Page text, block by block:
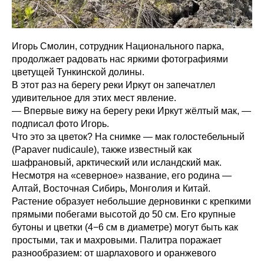
Игорь Смолин, сотрудник Национального парка,
продолжает радовать нас яркими фотографиями
цветущей Тункинской долины.
В этот раз на берегу реки Иркут он запечатлел
удивительное для этих мест явление.
— Впервые вижу на берегу реки Иркут жёлтый мак, —
подписал фото Игорь.
Что это за цветок? На снимке — мак голостебельный
(Papaver nudicaule), также известный как
шафрановый, арктический или исландский мак.
Несмотря на «северное» название, его родина —
Алтай, Восточная Сибирь, Монголия и Китай.
Растение образует небольшие дерновинки с крепкими
прямыми побегами высотой до 50 см. Его крупные
бутоны и цветки (4−6 см в диаметре) могут быть как
простыми, так и махровыми. Палитра поражает
разнообразием: от шарлахового и оранжевого